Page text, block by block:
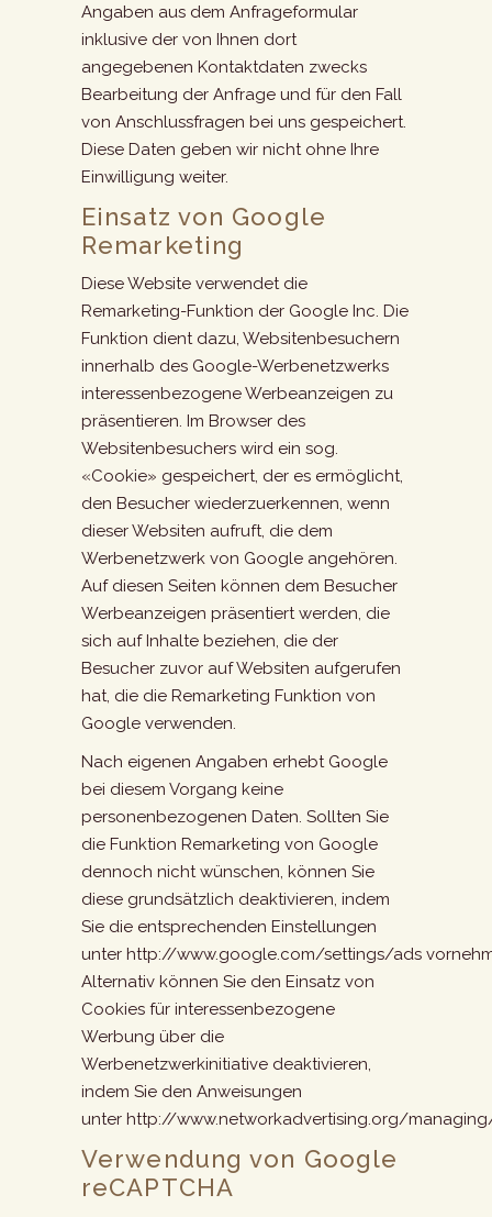
Angaben aus dem Anfrageformular
inklusive der von Ihnen dort
angegebenen Kontaktdaten zwecks
Bearbeitung der Anfrage und für den Fall
von Anschlussfragen bei uns gespeichert.
Diese Daten geben wir nicht ohne Ihre
Einwilligung weiter.
Einsatz von Google
Remarketing
Diese Website verwendet die
Remarketing-Funktion der Google Inc. Die
Funktion dient dazu, Websitenbesuchern
innerhalb des Google-Werbenetzwerks
interessenbezogene Werbeanzeigen zu
präsentieren. Im Browser des
Websitenbesuchers wird ein sog.
«Cookie» gespeichert, der es ermöglicht,
den Besucher wiederzuerkennen, wenn
dieser Websiten aufruft, die dem
Werbenetzwerk von Google angehören.
Auf diesen Seiten können dem Besucher
Werbeanzeigen präsentiert werden, die
sich auf Inhalte beziehen, die der
Besucher zuvor auf Websiten aufgerufen
hat, die die Remarketing Funktion von
Google verwenden.
Nach eigenen Angaben erhebt Google
bei diesem Vorgang keine
personenbezogenen Daten. Sollten Sie
die Funktion Remarketing von Google
dennoch nicht wünschen, können Sie
diese grundsätzlich deaktivieren, indem
Sie die entsprechenden Einstellungen
unter http://www.google.com/settings/ads
Alternativ können Sie den Einsatz von
Cookies für interessenbezogene
Werbung über die
Werbenetzwerkinitiative deaktivieren,
indem Sie den Anweisungen
unter http://www.networkadvertising.org/
Verwendung von Google
reCAPTCHA